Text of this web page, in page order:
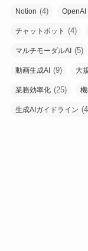
Notion (4) OpenAI
チャットボット (4)
マルチモーダルAI (5)
動画生成AI (9) 大
業務効率化 (25)
生成AIガイドライン